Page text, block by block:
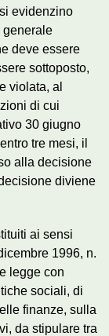
evidenzino
generale
deve essere
sottoposto,
violata, al
di cui
30 giugno
tre mesi, il
alla decisione
diviene
ai sensi
1996, n.
legge con
sociali, di
finanze, sulla
da stipulare tra